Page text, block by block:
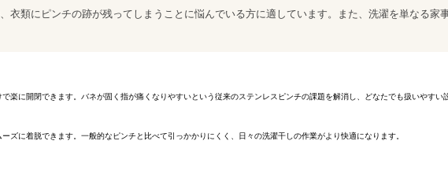
衣類にピンチの跡が残ってしまうことに悩んでいる方に適しています。また、洗濯を単なる
楽に開閉できます。バネが固く指が痛くなりやすいという従来のステンレスピンチの課題を解消し、どなたでも扱いやすい
ズに着脱できます。一般的なピンチと比べて引っかかりにくく、日々の洗濯干しの作業がより快適になります。